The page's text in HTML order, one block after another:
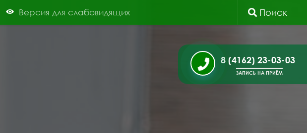
Версия для слабовидящих Поиск
8 (4162) 23-03-03
ЗАПИСЬ НА ПРИЁМ